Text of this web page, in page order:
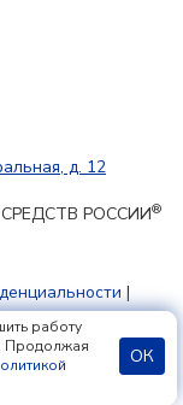
д. 12
РОССИИ®
|
работу
Продолжая
ОК